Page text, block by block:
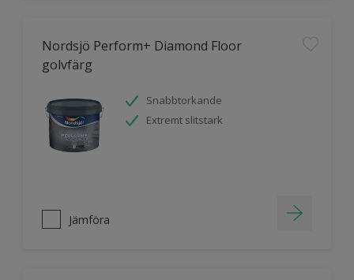
Nordsjö Perform+ Diamond Floor
golvfärg
Snabbtorkande
Extremt slitstark
Jämföra